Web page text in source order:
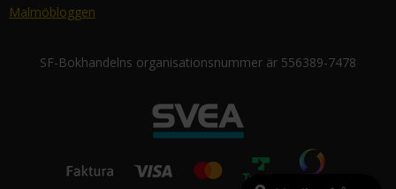
Malmöbloggen
SF-Bokhandelns organisationsnummer är 556389-7478